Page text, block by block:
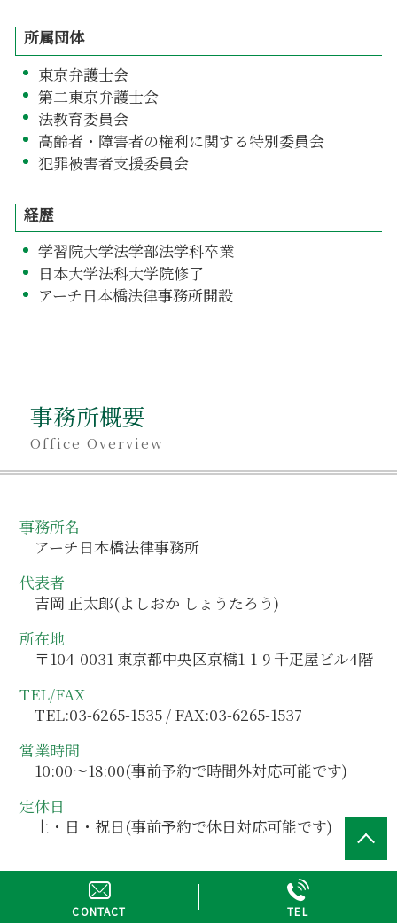
所属団体
東京弁護士会
第二東京弁護士会
法教育委員会
高齢者・障害者の権利に関する特別委員会
犯罪被害者支援委員会
経歴
学習院大学法学部法学科卒業
日本大学法科大学院修了
アーチ日本橋法律事務所開設
事務所概要
Office Overview
事務所名
アーチ日本橋法律事務所
代表者
吉岡 正太郎(よしおか しょうたろう)
所在地
〒104-0031 東京都中央区京橋1-1-9 千疋屋ビル4階
TEL/FAX
TEL:03-6265-1535 / FAX:03-6265-1537
営業時間
10:00～18:00(事前予約で時間外対応可能です)
定休日
土・日・祝日(事前予約で休日対応可能です)